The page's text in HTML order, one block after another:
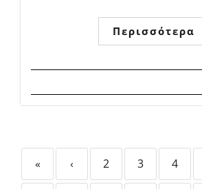
Περισσότερα
« ‹ 2 3 4